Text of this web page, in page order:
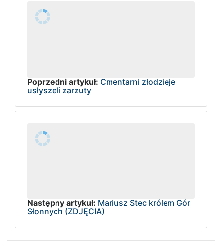
Poprzedni artykuł: Cmentarni złodzieje
usłyszeli zarzuty
Następny artykuł: Mariusz Stec królem Gór
Słonnych (ZDJĘCIA)